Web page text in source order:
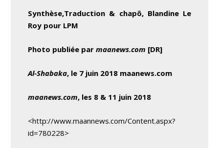
Synthèse,Traduction & chapô, Blandine Le
Roy pour LPM
Photo publiée parmaanews.com [DR]
Al-Shabaka, le 7 juin 2018 maanews.com
maanews.com, les 8 & 11 juin 2018
<http://www.maannews.com/Content.aspx?
id=780228>